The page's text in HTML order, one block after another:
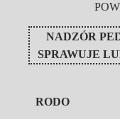
NADZÓR
SPRAWUJE
RODO